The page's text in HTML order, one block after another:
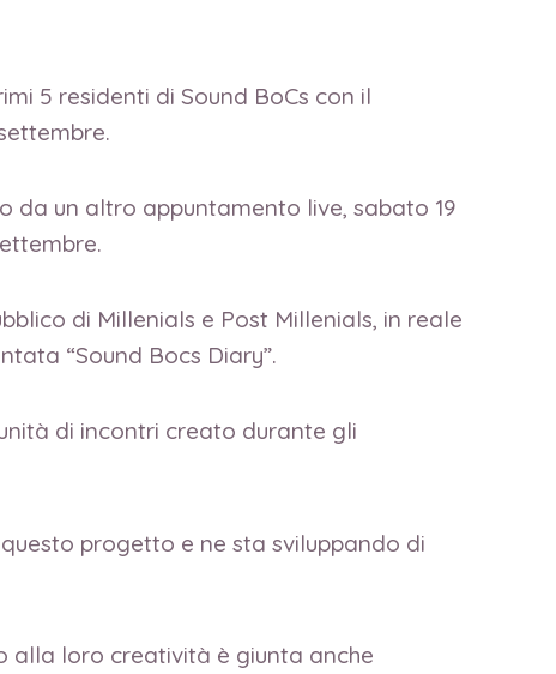
5 residenti di Sound BoCs con il
da un altro appuntamento live, sabato 19
di Millenials e Post Millenials, in reale
“Sound Bocs Diary”.
di incontri creato durante gli
progetto e ne sta sviluppando di
alla loro creatività è giunta anche